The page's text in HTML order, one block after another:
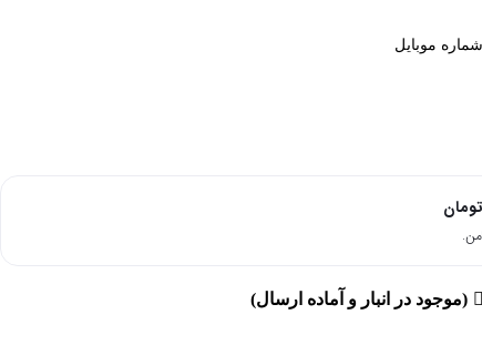
تومان
(موجود در انبار و آماده ارسال)